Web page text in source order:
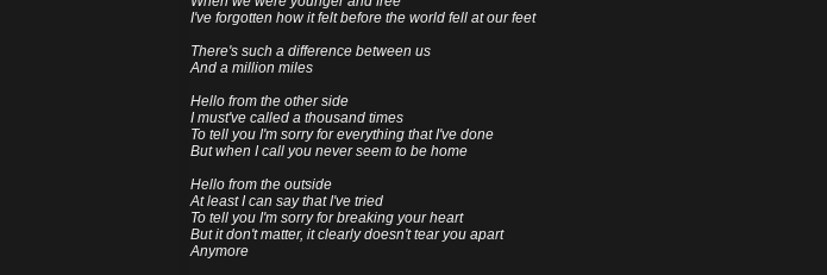
I've forgotten how it felt before the world fell at our feet
There's such a difference between us
And a million miles
Hello from the other side
I must've called a thousand times
To tell you I'm sorry for everything that I've done
But when I call you never seem to be home
Hello from the outside
At least I can say that I've tried
To tell you I'm sorry for breaking your heart
But it don't matter, it clearly doesn't tear you apart
Anymore